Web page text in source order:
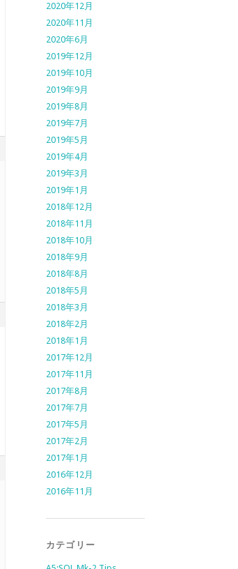
2020年12月
2020年11月
2020年6月
2019年12月
2019年10月
2019年9月
2019年8月
2019年7月
2019年5月
2019年4月
2019年3月
2019年1月
2018年12月
2018年11月
2018年10月
2018年9月
2018年8月
2018年5月
2018年3月
2018年2月
2018年1月
2017年12月
2017年11月
2017年8月
2017年7月
2017年5月
2017年2月
2017年1月
2016年12月
2016年11月
カテゴリー